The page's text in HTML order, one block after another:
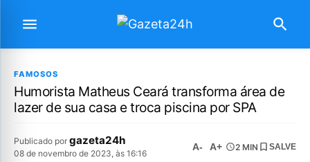
FAMOSOS
Humorista Matheus Ceará transforma área de
lazer de sua casa e troca piscina por SPA
Publicado por gazeta24h
08 de novembro de 2023, às 16:16
A- A+ 2 MIN SALVE